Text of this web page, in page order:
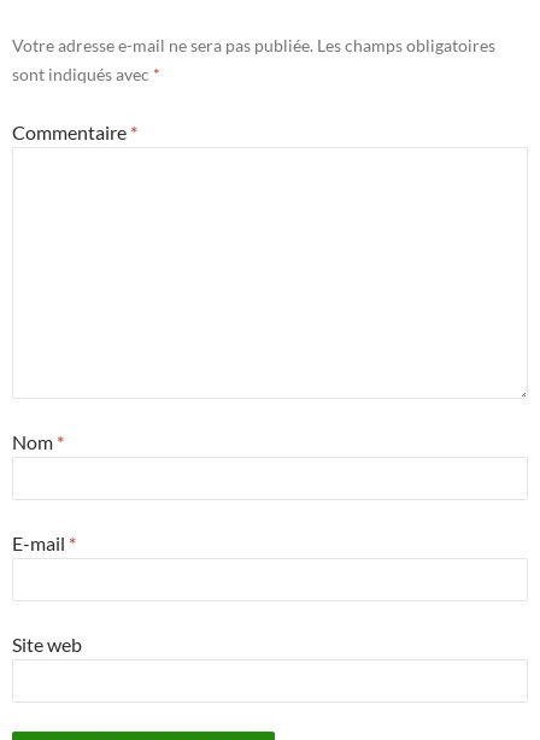
Votre adresse e-mail ne sera pas publiée. Les champs obligatoires
sont indiqués avec *
Commentaire *
Nom *
E-mail *
Site web